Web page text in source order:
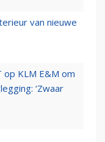
van nieuwe
KLM E&M om
‘Zwaar